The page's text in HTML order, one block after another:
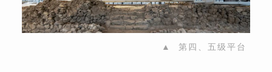
▲ 第四、五级平台